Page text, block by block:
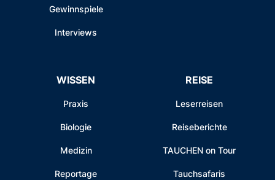
Gewinnspiele
Interviews
WISSEN
Praxis
Biologie
Medizin
Reportage
REISE
Leserreisen
Reiseberichte
TAUCHEN on Tour
Tauchsafaris